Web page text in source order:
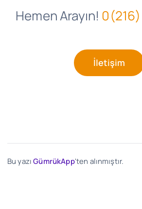
Hemen Arayın!
İletişim
Bu yazıGümrükApp'ten alınmıştır.